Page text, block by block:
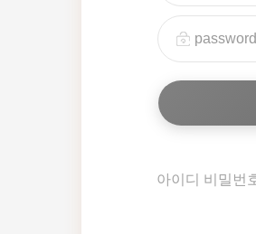
아이디 비밀번